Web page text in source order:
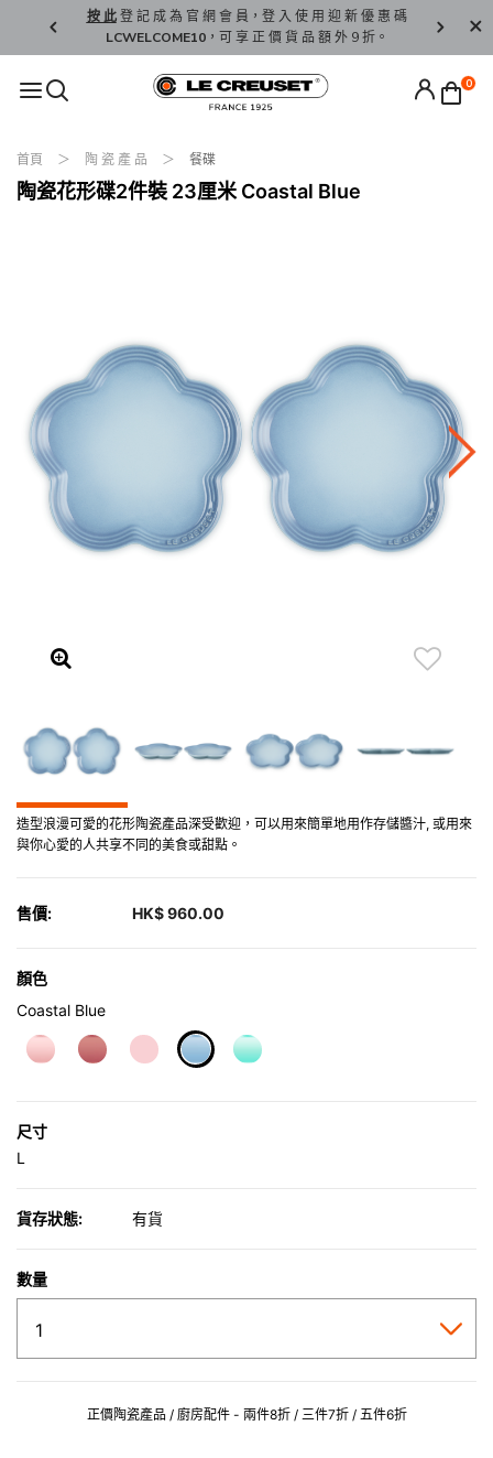
按 此登 記 成 為 官 網 會 員，登 入 使 用 迎 新 優 惠 碼
LCWELCOME10，可 享 正 價 貨 品 額 外 9 折。
香 港 / 澳
0
首頁 陶 瓷 產 品 餐碟
陶瓷花形碟2件裝 23厘米 Coastal Blue
造型浪漫可愛的花形陶瓷產品深受歡迎，可以用來簡單地用作存儲醬汁, 或用來
與你心愛的人共享不同的美食或甜點。
售價: HK$ 960.00
顏色
Coastal Blue
尺寸
L
貨存狀態: 有貨
數量
正價陶瓷產品 / 廚房配件 - 兩件8折 / 三件7折 / 五件6折